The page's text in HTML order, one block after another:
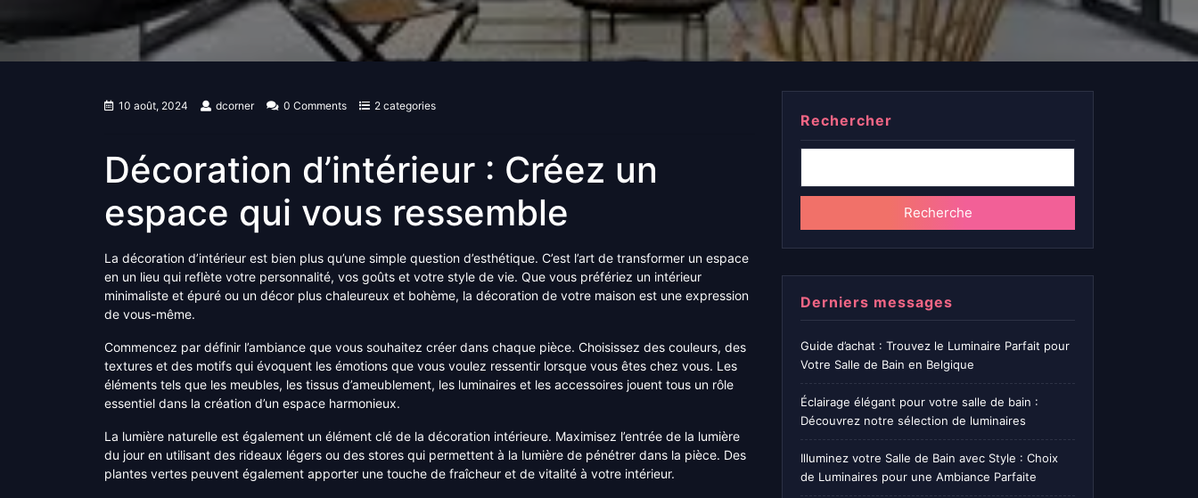
10 août, 2024 dcorner 0 Comments 2 categories
Décoration d’intérieur : Créez un
espace qui vous ressemble
La décoration d’intérieur est bien plus qu’une simple question d’esthétique. C’est l’art de transformer un espace
en un lieu qui reflète votre personnalité, vos goûts et votre style de vie. Que vous préfériez un intérieur
minimaliste et épuré ou un décor plus chaleureux et bohème, la décoration de votre maison est une expression
de vous-même.
Commencez par définir l’ambiance que vous souhaitez créer dans chaque pièce. Choisissez des couleurs, des
textures et des motifs qui évoquent les émotions que vous voulez ressentir lorsque vous êtes chez vous. Les
éléments tels que les meubles, les tissus d’ameublement, les luminaires et les accessoires jouent tous un rôle
essentiel dans la création d’un espace harmonieux.
La lumière naturelle est également un élément clé de la décoration intérieure. Maximisez l’entrée de la lumière
du jour en utilisant des rideaux légers ou des stores qui permettent à la lumière de pénétrer dans la pièce. Des
plantes vertes peuvent également apporter une touche de fraîcheur et de vitalité à votre intérieur.
Rechercher
Recherche
Derniers messages
Guide d’achat : Trouvez le Luminaire Parfait pour
Votre Salle de Bain en Belgique
Éclairage élégant pour votre salle de bain :
Découvrez notre sélection de luminaires
Illuminez votre Salle de Bain avec Style : Choix
de Luminaires pour une Ambiance Parfaite